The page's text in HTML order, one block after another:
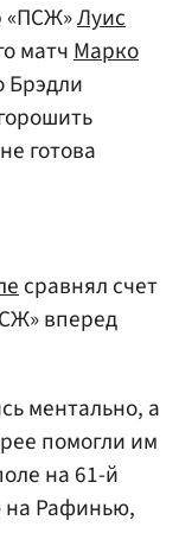
«ПСЖ»Луис
матчМарко
Брэдли
готова
сравнял счет
вперед
ментально, а
помогли им
на 61-й
на Рафинью,